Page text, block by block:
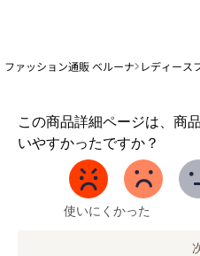
ファッション通販 ベルーナ レディース
この商品詳細ページは、商
いやすかったですか？
1
か
使いにくかった